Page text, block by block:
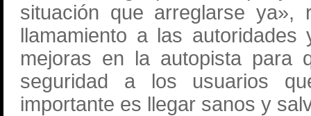
situación que arreglarse ya»,
llamamiento a las
mejoras en la autopista para
seguridad a los usuarios
importante es llegar sanos y